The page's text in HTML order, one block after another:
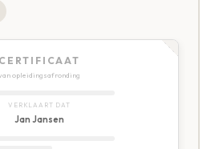
CERTIFICAAT
opleidingsafronding
VERKLAART DAT
Jan Jansen